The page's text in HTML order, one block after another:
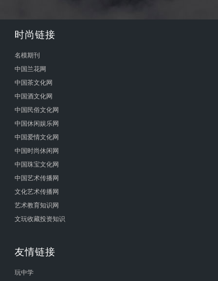
时尚链接
名模期刊
中国兰花网
中国茶文化网
中国酒文化网
中国民俗文化网
中国休闲娱乐网
中国爱情文化网
中国时尚休闲网
中国珠宝文化网
中国艺术传播网
文化艺术传播网
艺术教育知识网
文玩收藏投资知识
友情链接
玩中学